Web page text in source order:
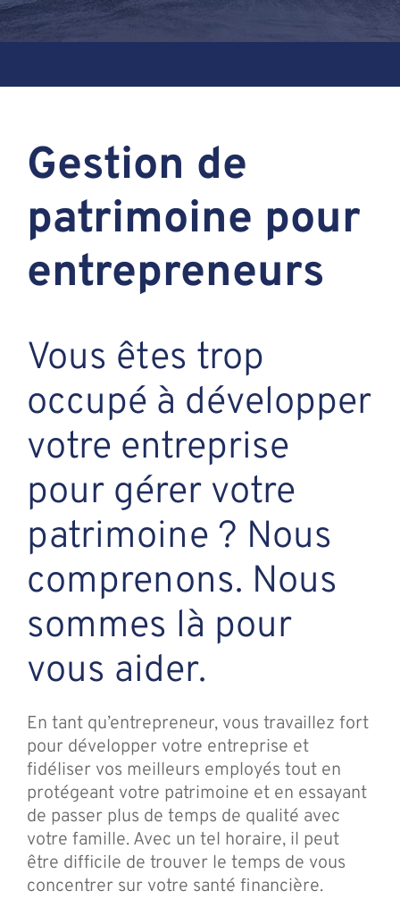
Recontrez-
Gestion de
patrimoine pour
entrepreneurs
Vous êtes trop
occupé à développer
votre entreprise
pour gérer votre
patrimoine ? Nous
comprenons. Nous
sommes là pour
vous aider.
En tant qu’entrepreneur, vous travaillez fort
pour développer votre entreprise et
fidéliser vos meilleurs employés tout en
protégeant votre patrimoine et en essayant
de passer plus de temps de qualité avec
votre famille. Avec un tel horaire, il peut
être difficile de trouver le temps de vous
concentrer sur votre santé financière.